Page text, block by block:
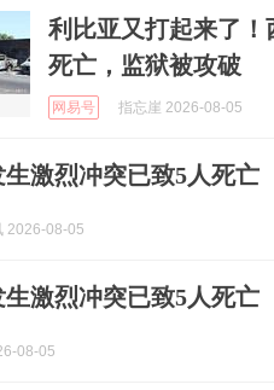
利比亚又打起来了
死亡，监狱被攻破
网易号 指忘崖 2026-08-05
激烈冲突已致5人死亡
2026-08-05
激烈冲突已致5人死亡
08-05